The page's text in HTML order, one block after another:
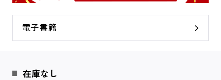
電子書籍
在庫なし